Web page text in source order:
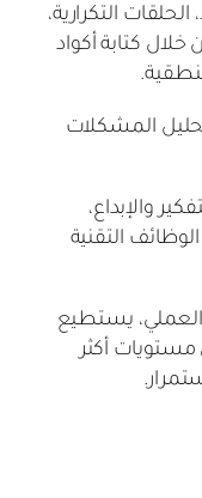
التكرارية،
خلال كتابة أكواد
المشكلات
والإبداع،
التقنية
العملي، يستطيع
مستويات أكثر